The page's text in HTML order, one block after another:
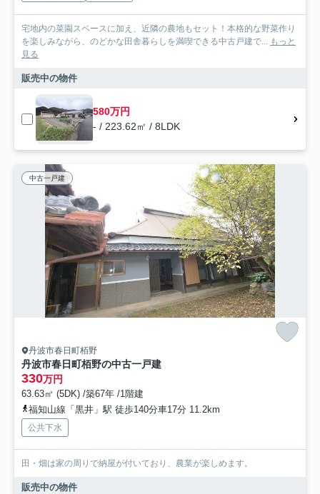
宅地内の菜園スペースに加え、近隣の農地もセット！本格的な野菜作り
を楽しみながら、のどかな田舎暮らしを満喫できる中古戸建で... もっと
見る
販売中の物件
580万円
- / 223.62㎡ / 8LDK
中古一戸建
丹波市春日町栢野
丹波市春日町栢野の中古一戸建
330万円
63.63㎡ (5DK) /築67年 /1階建
福知山線「黒井」駅 徒歩140分車17分 11.2km
公共下水
田・畑は家の周りで納屋が付いており、農業が楽しめます。
販売中の物件